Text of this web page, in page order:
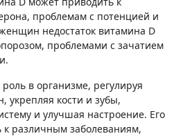
проблемам с потенцией и
недостаток витамина D
проблемами с зачатием
в организме, регулируя
укрепляя кости и зубы,
и улучшая настроение. Его
различным заболеваниям,